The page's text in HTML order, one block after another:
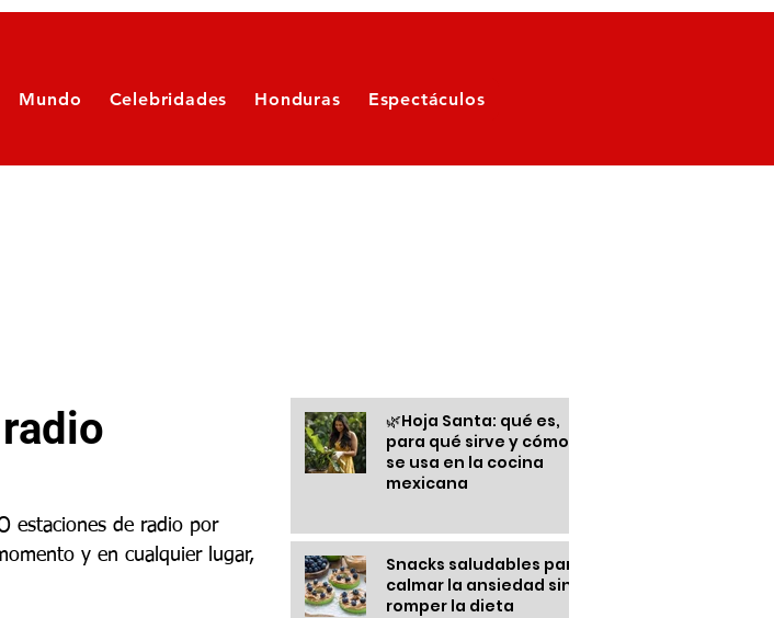
Mundo Celebridades Honduras Espectáculos
estaciones de radio por
y en cualquier lugar,
🌿Hoja Santa: qué es,
para qué sirve y cómo
se usa en la cocina
mexicana
Snacks saludables para
calmar la ansiedad sin
romper la dieta